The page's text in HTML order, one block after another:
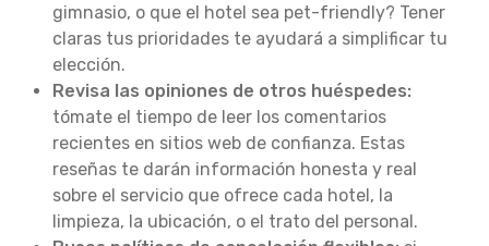
gimnasio, o que el hotel sea pet-friendly? Tener
claras tus prioridades te ayudará a simplificar tu
elección.
Revisa las opiniones de otros huéspedes:
tómate el tiempo de leer los comentarios
recientes en sitios web de confianza. Estas
reseñas te darán información honesta y real
sobre el servicio que ofrece cada hotel, la
limpieza, la ubicación, o el trato del personal.